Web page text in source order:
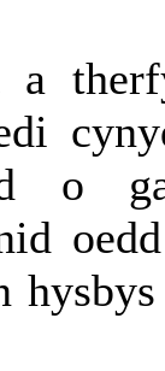
a
o